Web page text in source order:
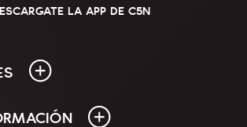
LA APP DE C5N